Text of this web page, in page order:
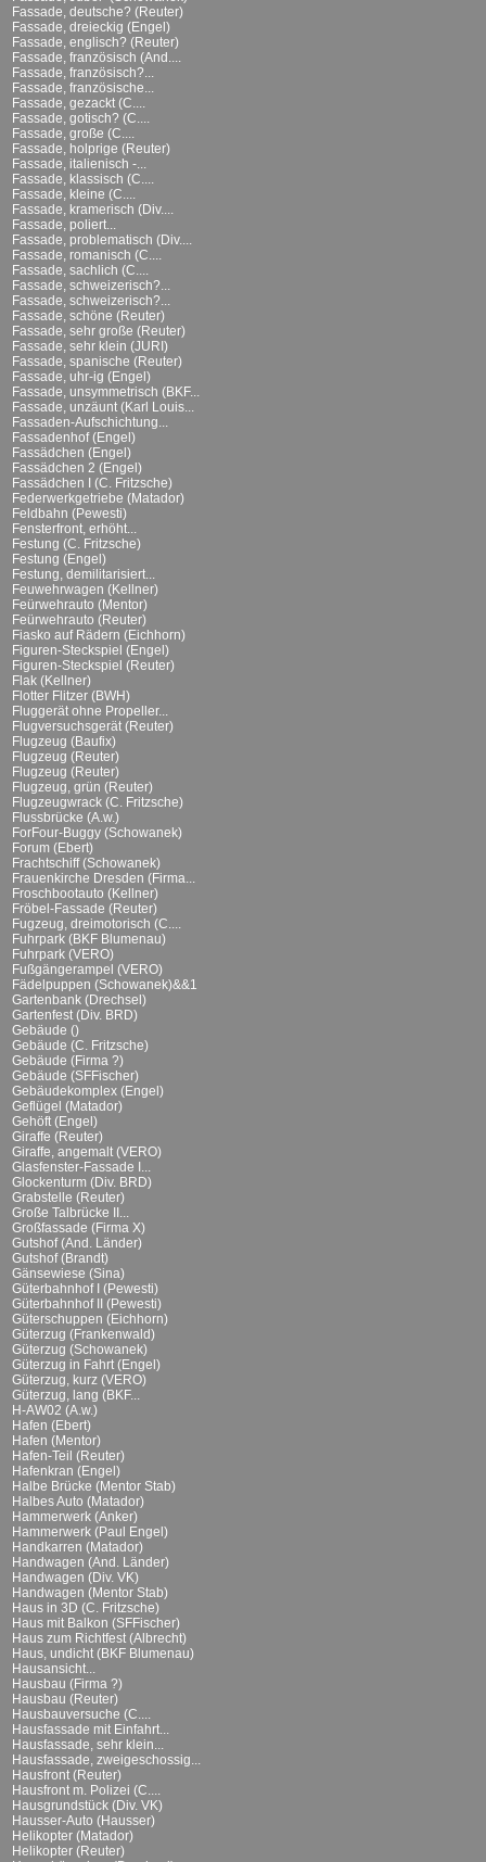
Fassade, deutsche? (Reuter)
Fassade, dreieckig (Engel)
Fassade, englisch? (Reuter)
Fassade, französisch (And....
Fassade, französisch?...
Fassade, französische...
Fassade, gezackt (C....
Fassade, gotisch? (C....
Fassade, große (C....
Fassade, holprige (Reuter)
Fassade, italienisch -...
Fassade, klassisch (C....
Fassade, kleine (C....
Fassade, kramerisch (Div....
Fassade, poliert...
Fassade, problematisch (Div....
Fassade, romanisch (C....
Fassade, sachlich (C....
Fassade, schweizerisch?...
Fassade, schweizerisch?...
Fassade, schöne (Reuter)
Fassade, sehr große (Reuter)
Fassade, sehr klein (JURI)
Fassade, spanische (Reuter)
Fassade, uhr-ig (Engel)
Fassade, unsymmetrisch (BKF...
Fassade, unzäunt (Karl Louis...
Fassaden-Aufschichtung...
Fassadenhof (Engel)
Fassädchen (Engel)
Fassädchen 2 (Engel)
Fassädchen I (C. Fritzsche)
Federwerkgetriebe (Matador)
Feldbahn (Pewesti)
Fensterfront, erhöht...
Festung (C. Fritzsche)
Festung (Engel)
Festung, demilitarisiert...
Feuwehrwagen (Kellner)
Feürwehrauto (Mentor)
Feürwehrauto (Reuter)
Fiasko auf Rädern (Eichhorn)
Figuren-Steckspiel (Engel)
Figuren-Steckspiel (Reuter)
Flak (Kellner)
Flotter Flitzer (BWH)
Fluggerät ohne Propeller...
Flugversuchsgerät (Reuter)
Flugzeug (Baufix)
Flugzeug (Reuter)
Flugzeug (Reuter)
Flugzeug, grün (Reuter)
Flugzeugwrack (C. Fritzsche)
Flussbrücke (A.w.)
ForFour-Buggy (Schowanek)
Forum (Ebert)
Frachtschiff (Schowanek)
Frauenkirche Dresden (Firma...
Froschbootauto (Kellner)
Fröbel-Fassade (Reuter)
Fugzeug, dreimotorisch (C....
Fuhrpark (BKF Blumenau)
Fuhrpark (VERO)
Fußgängerampel (VERO)
Fädelpuppen (Schowanek)&&1
Gartenbank (Drechsel)
Gartenfest (Div. BRD)
Gebäude ()
Gebäude (C. Fritzsche)
Gebäude (Firma ?)
Gebäude (SFFischer)
Gebäudekomplex (Engel)
Geflügel (Matador)
Gehöft (Engel)
Giraffe (Reuter)
Giraffe, angemalt (VERO)
Glasfenster-Fassade I...
Glockenturm (Div. BRD)
Grabstelle (Reuter)
Große Talbrücke II...
Großfassade (Firma X)
Gutshof (And. Länder)
Gutshof (Brandt)
Gänsewiese (Sina)
Güterbahnhof I (Pewesti)
Güterbahnhof II (Pewesti)
Güterschuppen (Eichhorn)
Güterzug (Frankenwald)
Güterzug (Schowanek)
Güterzug in Fahrt (Engel)
Güterzug, kurz (VERO)
Güterzug, lang (BKF...
H-AW02 (A.w.)
Hafen (Ebert)
Hafen (Mentor)
Hafen-Teil (Reuter)
Hafenkran (Engel)
Halbe Brücke (Mentor Stab)
Halbes Auto (Matador)
Hammerwerk (Anker)
Hammerwerk (Paul Engel)
Handkarren (Matador)
Handwagen (And. Länder)
Handwagen (Div. VK)
Handwagen (Mentor Stab)
Haus in 3D (C. Fritzsche)
Haus mit Balkon (SFFischer)
Haus zum Richtfest (Albrecht)
Haus, undicht (BKF Blumenau)
Hausansicht...
Hausbau (Firma ?)
Hausbau (Reuter)
Hausbauversuche (C....
Hausfassade mit Einfahrt...
Hausfassade, sehr klein...
Hausfassade, zweigeschossig...
Hausfront (Reuter)
Hausfront m. Polizei (C....
Hausgrundstück (Div. VK)
Hausser-Auto (Hausser)
Helikopter (Matador)
Helikopter (Reuter)